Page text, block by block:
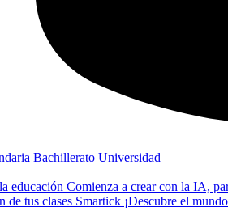
Bachillerato Universidad
educación Comienza a crear con la IA,
de tus clases Smartick ¡Descubre el